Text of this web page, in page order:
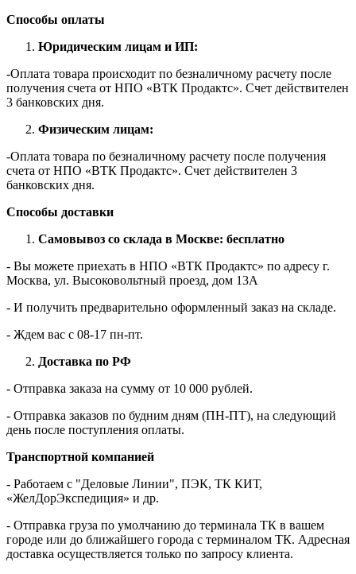
Способы оплаты
Юридическим лицам и ИП:
-Оплата товара происходит по безналичному расчету после
получения счета от НПО «ВТК Продактс». Счет действителен
3 банковских дня.
Физическим лицам:
-Оплата товара по безналичному расчету после получения
счета от НПО «ВТК Продактс». Счет действителен 3
банковских дня.
Способы доставки
Самовывоз со склада в Москве: бесплатно
- Вы можете приехать в НПО «ВТК Продактс» по адресу г.
Москва, ул. Высоковольтный проезд, дом 13А
- И получить предварительно оформленный заказ на складе.
- Ждем вас c 08-17 пн-пт.
Доставка по РФ
- Отправка заказа на сумму от 10 000 рублей.
- Отправка заказов по будним дням (ПН-ПТ), на следующий
день после поступления оплаты.
Транспортной компанией
- Работаем с "Деловые Линии", ПЭК, ТК КИТ,
«ЖелДорЭкспедиция» и др.
- Отправка груза по умолчанию до терминала ТК в вашем
городе или до ближайшего города с терминалом ТК. Адресная
доставка осуществляется только по запросу клиента.